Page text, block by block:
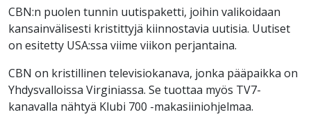
CBN:n puolen tunnin uutispaketti, joihin valikoidaan
kansainvälisesti kristittyjä kiinnostavia uutisia. Uutiset
on esitetty USA:ssa viime viikon perjantaina.
CBN on kristillinen televisiokanava, jonka pääpaikka on
Yhdysvalloissa Virginiassa. Se tuottaa myös TV7-
kanavalla nähtyä Klubi 700 -makasiiniohjelmaa.